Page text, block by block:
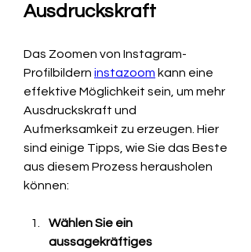
Ausdruckskraft
Das Zoomen von Instagram-
Profilbildern instazoom kann eine
effektive Möglichkeit sein, um mehr
Ausdruckskraft und
Aufmerksamkeit zu erzeugen. Hier
sind einige Tipps, wie Sie das Beste
aus diesem Prozess herausholen
können:
Wählen Sie ein
aussagekräftiges